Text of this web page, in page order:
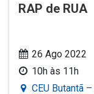
RAP de RUA
26 Ago 2022
10h às 11h
CEU Butantã